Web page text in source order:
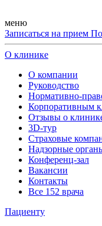
меню
Записаться на прием
О клинике
О компании
Руководство
Нормативно-
Корпоративным
Отзывы о
3D-тур
Страховые
Надзорные
Конференц-зал
Вакансии
Контакты
Все 152 врача
Пациенту